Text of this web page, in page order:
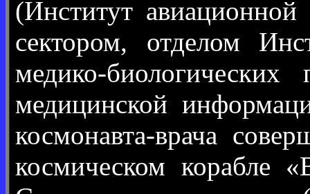
(Институт
сектором, отделом
медико-
медицинской
космонавта-врача
космическом